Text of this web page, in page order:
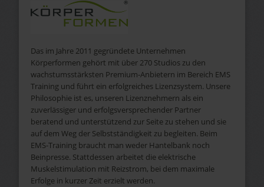
Das im Jahre 2011 gegründete Unternehmen
Körperformen gehört mit über 270 Studios zu den
wachstumsstärksten Premium-Anbietern im Bereich EMS
Training und führt ein erfolgreiches Lizenzsystem. Unsere
Philosophie ist es, unseren Lizenznehmern als ein
zuverlässiger und erfolgsversprechender Partner
beratend und unterstützend zur Seite zu stehen und sie
auf dem Weg der Selbstständigkeit zu begleiten. Beim
EMS-Training braucht man weder Hantelbank noch
Beinpresse. Stattdessen arbeitet die elektrische
Muskelstimulation mit Reizstrom, bei dem maximale
Erfolge in kurzer Zeit erzielt werden.